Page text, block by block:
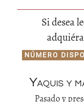
Si desea
NÚMERO
Yaquis y
Pasado y